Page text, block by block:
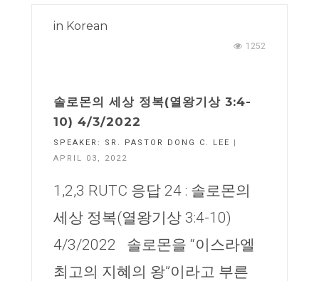
in Korean
1252
솔로몬의 세상 정복(열왕기상 3:4-
10) 4/3/2022
SPEAKER: SR. PASTOR DONG C. LEE
|
APRIL 03, 2022
1,2,3 RUTC 응답 24 : 솔로몬의
세상 정복(열왕기상 3:4-10)
4/3/2022 솔로몬을 “이스라엘
최고의 지혜의 왕”이라고 부른